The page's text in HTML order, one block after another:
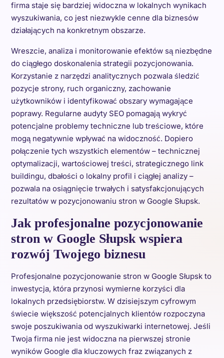
firma staje się bardziej widoczna w lokalnych wynikach
wyszukiwania, co jest niezwykle cenne dla biznesów
działających na konkretnym obszarze.
Wreszcie, analiza i monitorowanie efektów są niezbędne
do ciągłego doskonalenia strategii pozycjonowania.
Korzystanie z narzędzi analitycznych pozwala śledzić
pozycje strony, ruch organiczny, zachowanie
użytkowników i identyfikować obszary wymagające
poprawy. Regularne audyty SEO pomagają wykryć
potencjalne problemy techniczne lub treściowe, które
mogą negatywnie wpływać na widoczność. Dopiero
połączenie tych wszystkich elementów – technicznej
optymalizacji, wartościowej treści, strategicznego link
buildingu, dbałości o lokalny profil i ciągłej analizy –
pozwala na osiągnięcie trwałych i satysfakcjonujących
rezultatów w pozycjonowaniu stron w Google Słupsk.
Jak profesjonalne pozycjonowanie
stron w Google Słupsk wspiera
rozwój Twojego biznesu
Profesjonalne pozycjonowanie stron w Google Słupsk to
inwestycja, która przynosi wymierne korzyści dla
lokalnych przedsiębiorstw. W dzisiejszym cyfrowym
świecie większość potencjalnych klientów rozpoczyna
swoje poszukiwania od wyszukiwarki internetowej. Jeśli
Twoja firma nie jest widoczna na pierwszej stronie
wyników Google dla kluczowych fraz związanych z